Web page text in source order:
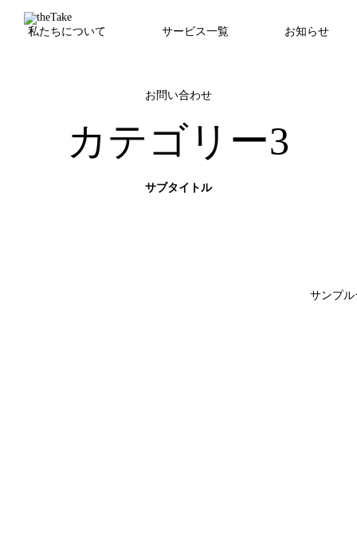
私たちについて サービス一覧 お知らせ
お問い合わせ
カテゴリー3
サブタイトル
サンプ